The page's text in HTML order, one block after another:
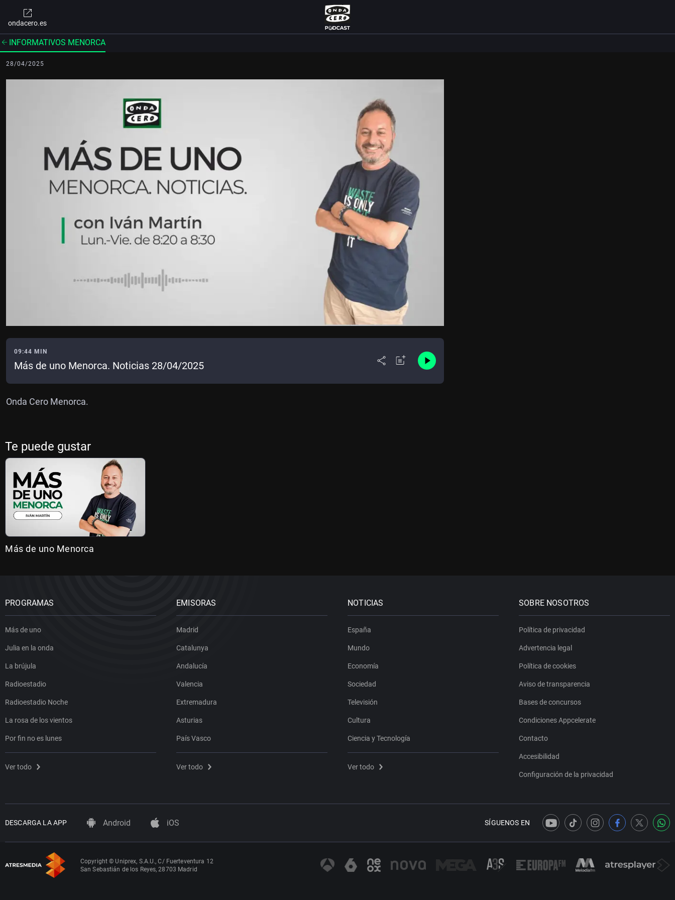
ondacero.es
INFORMATIVOS MENORCA
28/04/2025
09:44 MIN
Más de uno Menorca. Noticias 28/04/2025
Onda Cero Menorca.
Te puede gustar
Más de uno Menorca
PROGRAMAS
Más de uno
Julia en la onda
La brújula
Radioestadio
Radioestadio Noche
La rosa de los vientos
Por fin no es lunes
Ver todo
EMISORAS
Madrid
Catalunya
Andalucía
Valencia
Extremadura
Asturias
País Vasco
Ver todo
NOTICIAS
España
Mundo
Economía
Sociedad
Televisión
Cultura
Ciencia y Tecnología
Ver todo
SOBRE NOSOTROS
Política de privacidad
Advertencia legal
Política de cookies
Aviso de transparencia
Bases de concursos
Condiciones Appcelerate
Contacto
Accesibilidad
Configuración de la privacidad
DESCARGA LA APP Android iOS SÍGUENOS EN
Copyright © Uniprex, S.A.U., C/ Fuerteventura 12
San Sebastián de los Reyes, 28703 Madrid